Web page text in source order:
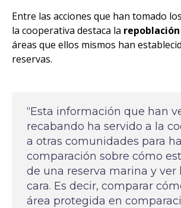
Entre las acciones que han tomado
la cooperativa destaca la
áreas que ellos mismos han
reservas.
“Esta información que han
recabando ha servido a la
a otras comunidades para
comparación sobre cómo
de una reserva marina y ver
cara. Es decir, comparar
área protegida en